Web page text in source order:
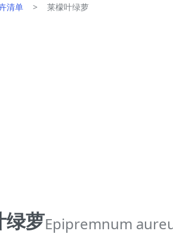
清单 莱檬叶绿萝
绿萝Epipremnum